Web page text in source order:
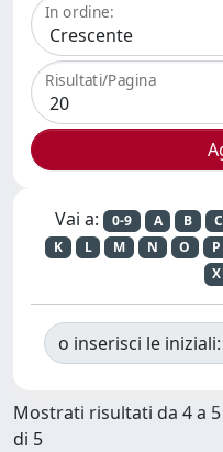
In ordine:
Risultati/Pagina
Vai a: 0-9 A B C
K
L M N O P
X
o inserisci le iniziali:
Mostrati risultati da 4 a 5
di 5